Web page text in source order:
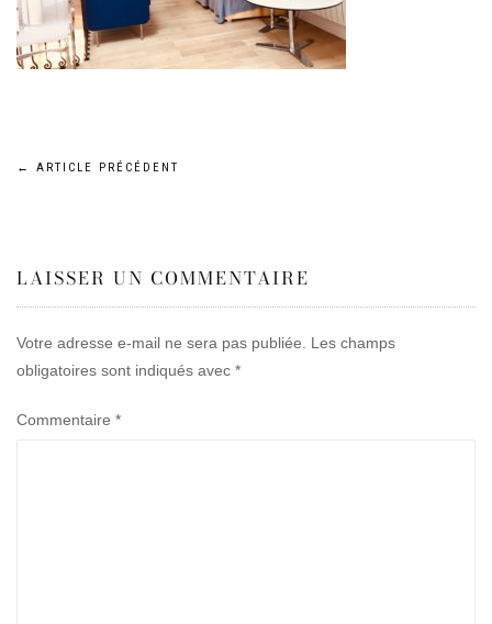
Navigation
l’article
← ARTICLE PRÉCÉDENT
LAISSER UN COMMENTAIRE
Votre adresse e-mail ne sera pas publiée.
Les champs
obligatoires sont indiqués avec *
Commentaire *